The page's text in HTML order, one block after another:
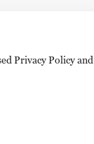
Privacy Policy